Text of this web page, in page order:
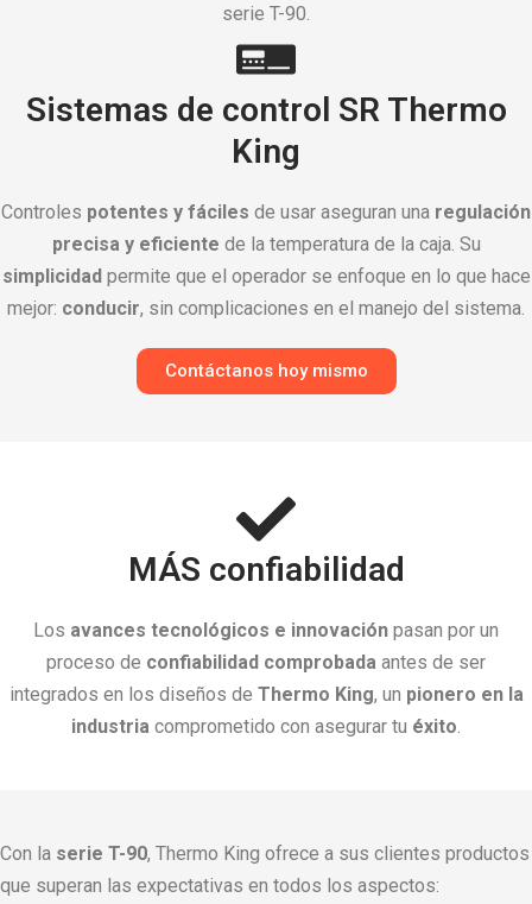
serie T-90.
Sistemas de control SR Thermo
King
Controles potentes y fáciles de usar aseguran una regulación
precisa y eficiente de la temperatura de la caja. Su
simplicidadpermite que el operador se enfoque en lo que hace
mejor: conducir, sin complicaciones en el manejo del sistema.
Contáctanos hoy mismo
MÁS confiabilidad
Los avances tecnológicos e innovación pasan por un
proceso de confiabilidad comprobada antes de ser
integrados en los diseños de Thermo King, un pionero en la
industria comprometido con asegurar tu éxito.
Con la serie T-90, Thermo King ofrece a sus clientes productos
que superan las expectativas en todos los aspectos: